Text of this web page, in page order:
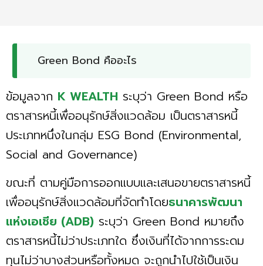
Green Bond คืออะไร
ข้อมูลจาก K WEALTH ระบุว่า Green Bond หรือ
ตราสารหนี้เพื่ออนุรักษ์สิ่งแวดล้อม เป็นตราสารหนี้
ประเภทหนึ่งในกลุ่ม ESG Bond (Environmental,
Social and Governance)
ขณะที่ ตามคู่มือการออกแบบและเสนอขายตราสารหนี้
เพื่ออนุรักษ์สิ่งแวดล้อมที่จัดทำโดยธนาคารพัฒนา
แห่งเอเชีย (ADB) ระบุว่า Green Bond หมายถึง
ตราสารหนี้ไม่ว่าประเภทใด ซึ่งเงินที่ได้จากการระดม
ทุนไม่ว่าบางส่วนหรือทั้งหมด จะถูกนำไปใช้เป็นเงิน